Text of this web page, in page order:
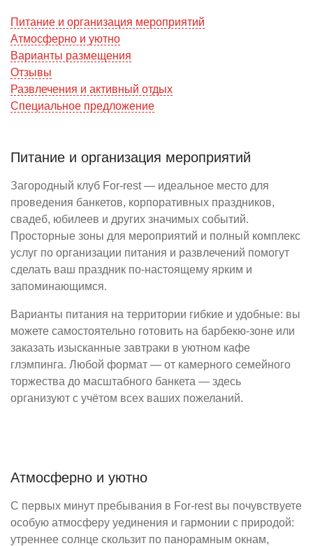
Питание и организация мероприятий
Атмосферно и уютно
Варианты размещения
Отзывы
Развлечения и активный отдых
Специальное предложение
Питание и организация мероприятий
Загородный клуб For-rest — идеальное место для
проведения банкетов, корпоративных праздников,
свадеб, юбилеев и других значимых событий.
Просторные зоны для мероприятий и полный комплекс
услуг по организации питания и развлечений помогут
сделать ваш праздник по-настоящему ярким и
запоминающимся.
Варианты питания на территории гибкие и удобные: вы
можете самостоятельно готовить на барбекю-зоне или
заказать изысканные завтраки в уютном кафе
глэмпинга. Любой формат — от камерного семейного
торжества до масштабного банкета — здесь
организуют с учётом всех ваших пожеланий.
Атмосферно и уютно
С первых минут пребывания в For-rest вы почувствуете
особую атмосферу уединения и гармонии с природой:
утреннее солнце скользит по панорамным окнам,